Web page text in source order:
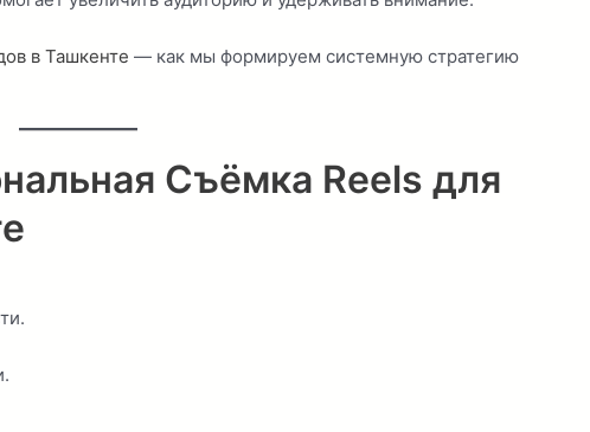
в Ташкенте — как мы формируем системную стратегию
Съёмка Reels для